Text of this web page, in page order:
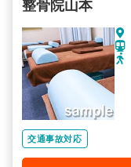
整骨院山本
交通事故対応